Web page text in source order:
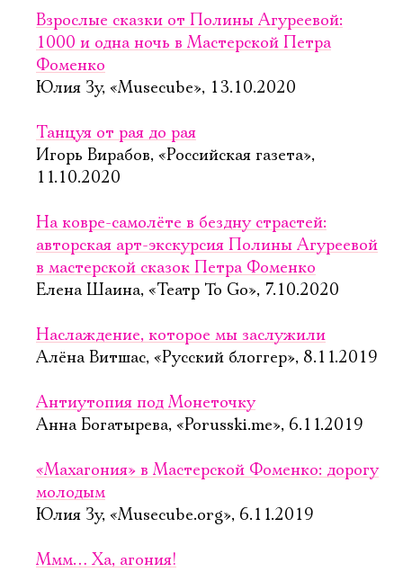
Взрослые сказки от Полины Агуреевой:
1000 и одна ночь в Мастерской Петра
Фоменко
Юлия Зу, «Musecube», 13.10.2020
Танцуя от рая до рая
Игорь Вирабов, «Российская газета»,
11.10.2020
На ковре-самолёте в бездну страстей:
авторская арт-экскурсия Полины Агуреевой
в мастерской сказок Петра Фоменко
Елена Шаина, «Театр To Go», 7.10.2020
Наслаждение, которое мы заслужили
Алёна Витшас, «Русский блоггер», 8.11.2019
Антиутопия под Монеточку
Анна Богатырева, «Porusski.me», 6.11.2019
«Махагония» в Мастерской Фоменко: дорогу
молодым
Юлия Зу, «Musecube.org», 6.11.2019
Ммм… Ха, агония!